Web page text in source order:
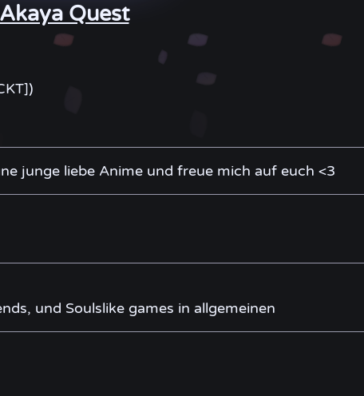
Akaya Quest
junge liebe Anime und freue mich auf euch <3
und Soulslike games in allgemeinen